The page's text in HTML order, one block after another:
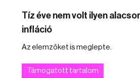
Tíz éve nem volt ilyen
infláció
Az elemzőket is meglepte.
Támogatott tartalom